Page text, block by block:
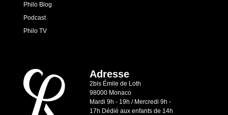
Philo Blog
Podcast
Philo TV
Adresse
2bis Émile de Loth
98000 Monaco
Mardi 9h - 19h / Mercredi 9h -
17h Dédié aux enfants de 14h